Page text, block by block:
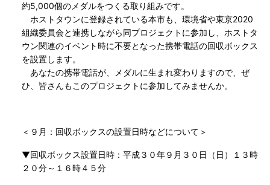
約5,000個のメダルをつくる取り組みです。
ホストタウンに登録されている本市も、環境省や東京2020
組織委員会と連携しながら同プロジェクトに参加し、ホストタ
ウン関連のイベント時に不要となった携帯電話の回収ボックス
を設置します。
あなたの携帯電話が、メダルに生まれ変わりますので、ぜ
ひ、皆さんもこのプロジェクトに参加してみませんか。
＜９月：回収ボックスの設置日時などについて＞
▼回収ボックス設置日時：平成３０年９月３０日（日）１３時
２０分～１６時４５分